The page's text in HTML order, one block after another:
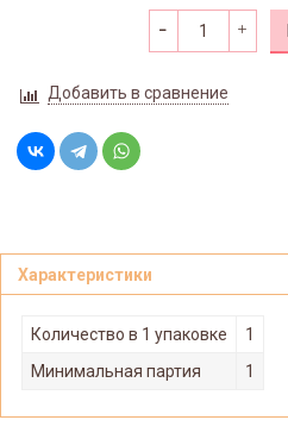
Добавить в сравнение
Характеристики
Количество в 1 упаковке
1
Минимальная партия
1